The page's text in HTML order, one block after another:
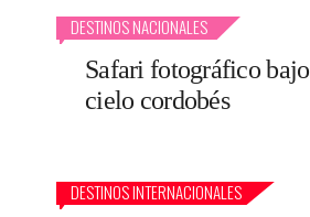
DESTINOS NACIONALES
Safari fotográfico bajo
cielo cordobés
DESTINOS INTERNACIONALES